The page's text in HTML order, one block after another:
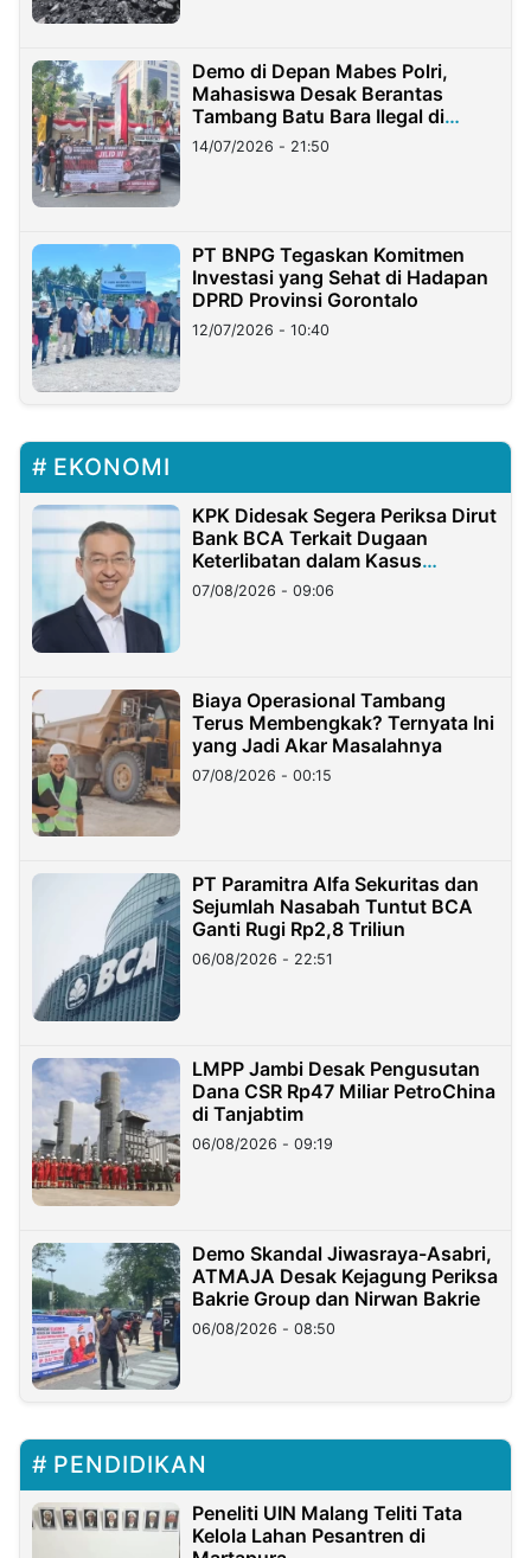
Demo di Depan Mabes Polri,
Mahasiswa Desak Berantas
Tambang Batu Bara Ilegal di
Lampung
14/07/2026 - 21:50
PT BNPG Tegaskan Komitmen
Investasi yang Sehat di Hadapan
DPRD Provinsi Gorontalo
12/07/2026 - 10:40
EKONOMI
KPK Didesak Segera Periksa Dirut
Bank BCA Terkait Dugaan
Keterlibatan dalam Kasus
Hilangnya Dana Nasabah Rp2,58
Miliar
07/08/2026 - 09:06
Biaya Operasional Tambang
Terus Membengkak? Ternyata Ini
yang Jadi Akar Masalahnya
07/08/2026 - 00:15
PT Paramitra Alfa Sekuritas dan
Sejumlah Nasabah Tuntut BCA
Ganti Rugi Rp2,8 Triliun
06/08/2026 - 22:51
LMPP Jambi Desak Pengusutan
Dana CSR Rp47 Miliar PetroChina
di Tanjabtim
06/08/2026 - 09:19
Demo Skandal Jiwasraya-Asabri,
ATMAJA Desak Kejagung Periksa
Bakrie Group dan Nirwan Bakrie
06/08/2026 - 08:50
PENDIDIKAN
Peneliti UIN Malang Teliti Tata
Kelola Lahan Pesantren di